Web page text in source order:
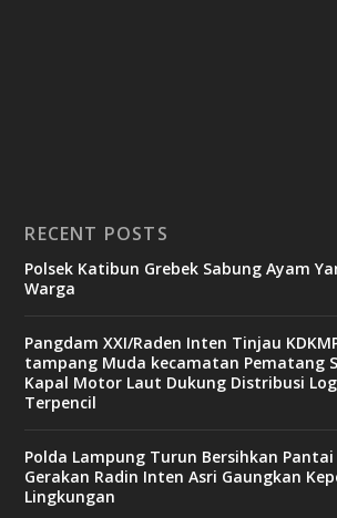
RECENT POSTS
Polsek Katibun Grebek Sabung Ayam
Warga
Pangdam XXI/Raden Inten Tinjau
tampang Muda kecamatan Pematang
Kapal Motor Laut Dukung Distribusi
Terpencil
Polda Lampung Turun Bersihkan
Gerakan Radin Inten Asri Gaungkan
Lingkungan